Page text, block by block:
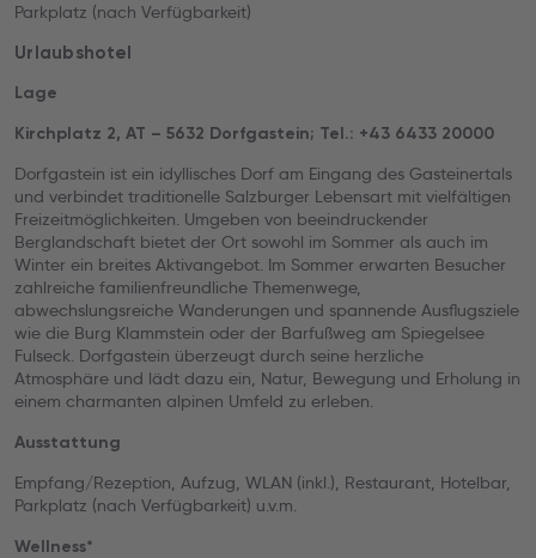
Parkplatz (nach Verfügbarkeit)
Urlaubshotel
Lage
Kirchplatz 2, AT – 5632 Dorfgastein; Tel.: +43 6433 20000
Dorfgastein ist ein idyllisches Dorf am Eingang des Gasteinertals
und verbindet traditionelle Salzburger Lebensart mit vielfältigen
Freizeitmöglichkeiten. Umgeben von beeindruckender
Berglandschaft bietet der Ort sowohl im Sommer als auch im
Winter ein breites Aktivangebot. Im Sommer erwarten Besucher
zahlreiche familienfreundliche Themenwege,
abwechslungsreiche Wanderungen und spannende Ausflugsziele
wie die Burg Klammstein oder der Barfußweg am Spiegelsee
Fulseck. Dorfgastein überzeugt durch seine herzliche
Atmosphäre und lädt dazu ein, Natur, Bewegung und Erholung in
einem charmanten alpinen Umfeld zu erleben.
Ausstattung
Empfang/Rezeption, Aufzug, WLAN (inkl.), Restaurant, Hotelbar,
Parkplatz (nach Verfügbarkeit) u.v.m.
Wellness*